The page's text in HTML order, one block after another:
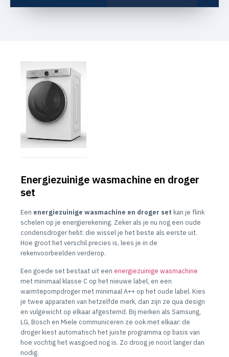
Energiezuinige wasmachine en droger
set
Een energiezuinige wasmachine en droger set kan je flink
schelen op je energierekening. Zeker als je nu nog een oude
condensdroger hebt: die wissel je het beste als eerste uit.
Hoe groot het verschil precies is, lees je in de
rekenvoorbeelden verderop.
Een goede set bestaat uit een energiezuinige wasmachine
met minimaal klasse C op het nieuwe label, en een
warmtepompdroger met minimaal A++ op het oude label. Kies
je twee apparaten van hetzelfde merk, dan zijn ze qua design
en vulgewicht op elkaar afgestemd. Bij merken als Samsung,
LG, Bosch en Miele communiceren ze ook met elkaar: de
droger kiest automatisch het juiste programma op basis van
hoe vochtig het wasgoed nog is. Zo droog je nooit langer dan
nodig.